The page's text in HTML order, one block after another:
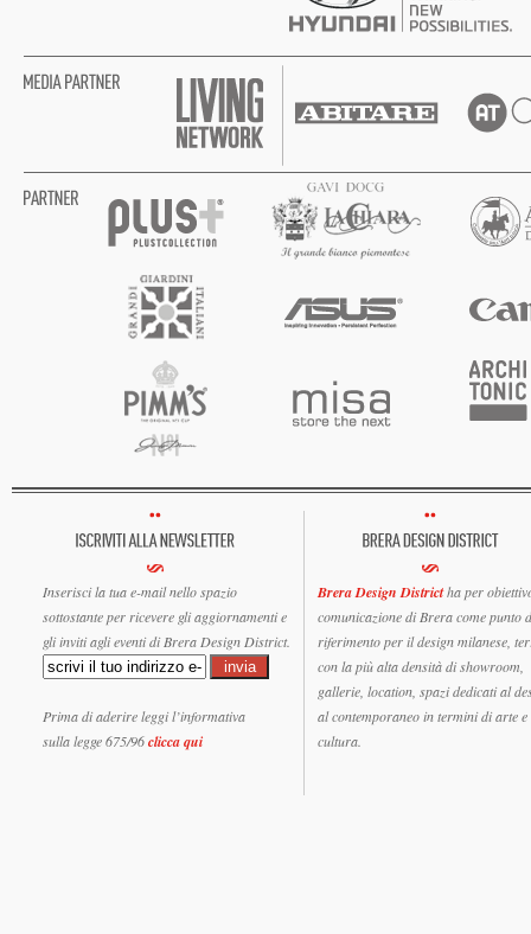
Inserisci la tua e-mail nello spazio
sottostante per ricevere gli aggiornamenti e
gli inviti agli eventi di Brera Design District.
Prima di aderire leggi l’informativa
sulla legge 675/96clicca qui
Brera Design Districtha per
comunicazione di Brera come punto
riferimento per il design milanese,
con la più alta densità di showroom,
gallerie, location, spazi dedicati al
al contemporaneo in termini di arte e
cultura.